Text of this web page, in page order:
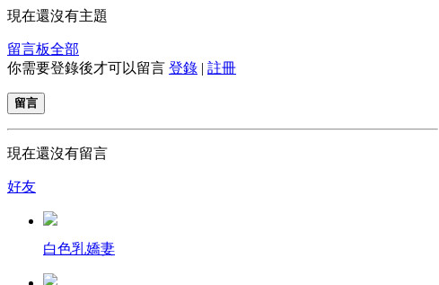
現在還沒有主題
留言板全部
你需要登錄後才可以留言 登錄 | 註冊
留言
現在還沒有留言
好友
白色乳嬌妻